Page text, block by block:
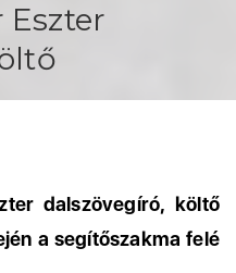
Eszter
dalszövegíró, költő
a segítőszakma felé